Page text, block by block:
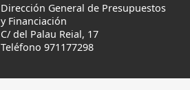
Dirección General de Presupuestos
y Financiación
C/ del Palau Reial, 17
Teléfono 971177298